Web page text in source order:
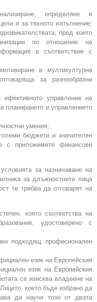
определяне и
и за тяхното изпълнение;
пред които
по отношение на
в съответствие с
в мултикултурна
за разнообразни
управление на
планирането и управлението
умения;
бюджети и значителен
с приложимите финансови
за назначаване на
за длъжностните лица
те трябва да отговарят на
която съответства на
удостоверено с
подходящ професионален
език на Европейския
език на Европейския
се изисква владеене на
което бъде избрано да
да научи този от двата